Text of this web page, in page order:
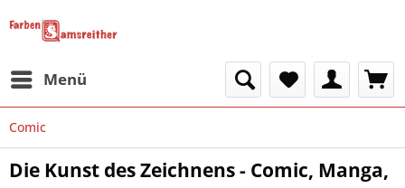
Menü
Comic
Die Kunst des Zeichnens - Comic, Manga,